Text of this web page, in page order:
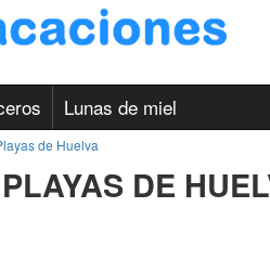
Lunas de miel
de Huelva
DE